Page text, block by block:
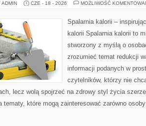
ADMIN CZE - 18 - 2026 MOŻLIWOŚĆ
Spalarnia kalorii –
kalorii Spalarnia kalorii to
stworzony z myślą o
zrozumieć temat redukcji
informacji podanych w
czytelników, którzy nie
lecz wolą spojrzeć na zdrowy styl życia
tematy, które mogą zainteresować zarówno